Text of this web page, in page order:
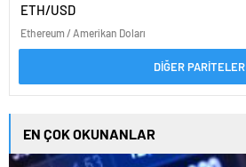
ETH/USD
Ethereum / Amerikan Doları
DİĞER PARİTELER
EN ÇOK OKUNANLAR